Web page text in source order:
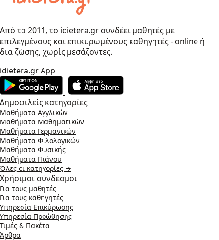
Από το 2011, το idietera.gr συνδέει μαθητές με
επιλεγμένους και επικυρωμένους καθηγητές - online ή
δια ζώσης, χωρίς μεσάζοντες.
idietera.gr App
Δημοφιλείς κατηγορίες
Μαθήματα Αγγλικών
Μαθήματα Μαθηματικών
Μαθήματα Γερμανικών
Μαθήματα Φιλολογικών
Μαθήματα Φυσικής
Μαθήματα Πιάνου
Όλες οι κατηγορίες →
Χρήσιμοι σύνδεσμοι
Για τους μαθητές
Για τους καθηγητές
Υπηρεσία Επικύρωσης
Υπηρεσία Προώθησης
Τιμές & Πακέτα
Άρθρα